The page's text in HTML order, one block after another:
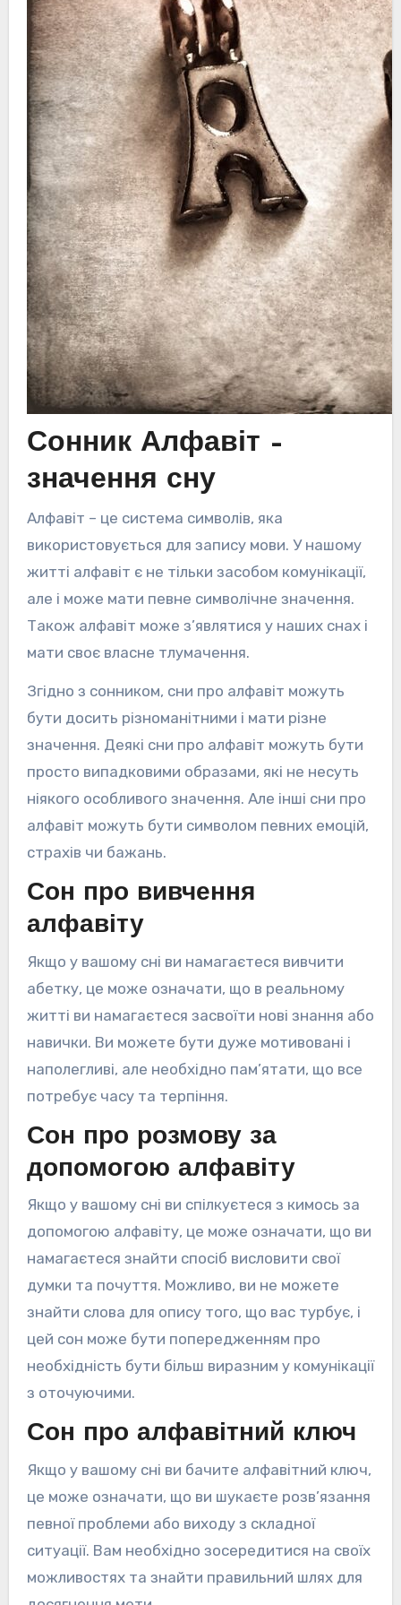
Сонник Алфавіт –
значення сну
Алфавіт – це система символів, яка
використовується для запису мови. У нашому
житті алфавіт є не тільки засобом комунікації,
але і може мати певне символічне значення.
Також алфавіт може з’являтися у наших снах і
мати своє власне тлумачення.
Згідно з сонником, сни про алфавіт можуть
бути досить різноманітними і мати різне
значення. Деякі сни про алфавіт можуть бути
просто випадковими образами, які не несуть
ніякого особливого значення. Але інші сни про
алфавіт можуть бути символом певних емоцій,
страхів чи бажань.
Сон про вивчення
алфавіту
Якщо у вашому сні ви намагаєтеся вивчити
абетку, це може означати, що в реальному
житті ви намагаєтеся засвоїти нові знання або
навички. Ви можете бути дуже мотивовані і
наполегливі, але необхідно пам’ятати, що все
потребує часу та терпіння.
Сон про розмову за
допомогою алфавіту
Якщо у вашому сні ви спілкуєтеся з кимось за
допомогою алфавіту, це може означати, що ви
намагаєтеся знайти спосіб висловити свої
думки та почуття. Можливо, ви не можете
знайти слова для опису того, що вас турбує, і
цей сон може бути попередженням про
необхідність бути більш виразним у комунікації
з оточуючими.
Сон про алфавітний ключ
Якщо у вашому сні ви бачите алфавітний ключ,
це може означати, що ви шукаєте розв’язання
певної проблеми або виходу з складної
ситуації. Вам необхідно зосередитися на своїх
можливостях та знайти правильний шлях для